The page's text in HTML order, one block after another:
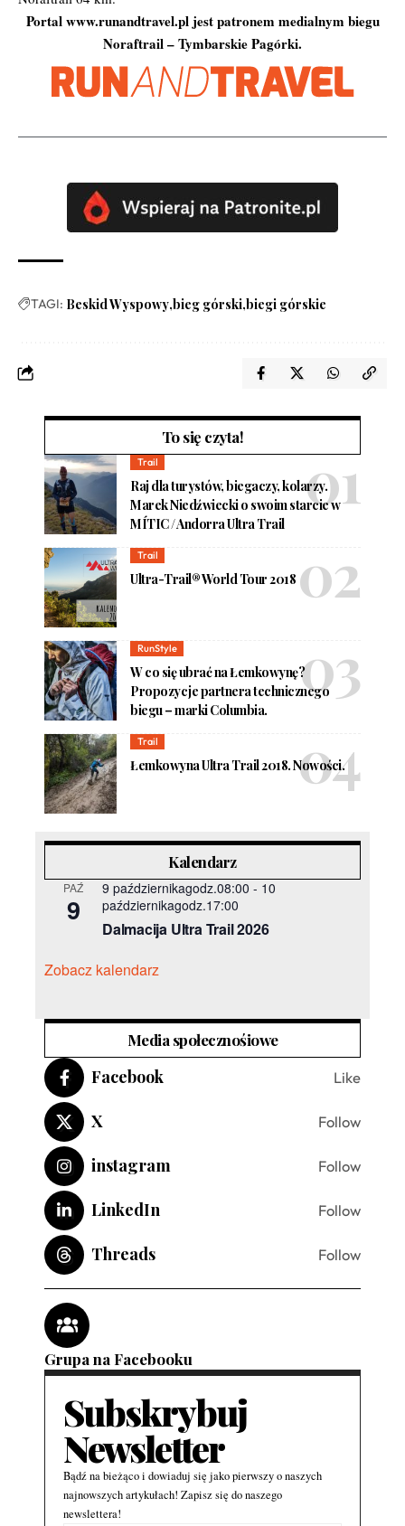
Portal www.runandtravel.pl jest patronem medialnym biegu
Noraftrail – Tymbarskie Pagórki.
TAGI: Beskid Wyspowy bieg górski biegi górskie
To się czyta!
Trail
Raj dla turystów, biegaczy, kolarzy.
Marek Niedźwiecki o swoim starcie w
MÍTIC / Andorra Ultra Trail
Trail
Ultra-Trail® World Tour 2018
RunStyle
W co się ubrać na Łemkowynę?
Propozycje partnera technicznego
biegu – marki Columbia.
Trail
Łemkowyna Ultra Trail 2018. Nowości.
Kalendarz
PAŹ
9
9 październikagodz.08:00 - 10
październikagodz.17:00
Dalmacija Ultra Trail 2026
Zobacz kalendarz
Media społecznośiowe
Facebook Like
X Follow
instagram Follow
LinkedIn Follow
Threads Follow
Grupa na Facebooku
Subskrybuj
Newsletter
Bądź na bieżąco i dowiaduj się jako pierwszy o naszych
najnowszych artykułach! Zapisz się do naszego
newslettera!